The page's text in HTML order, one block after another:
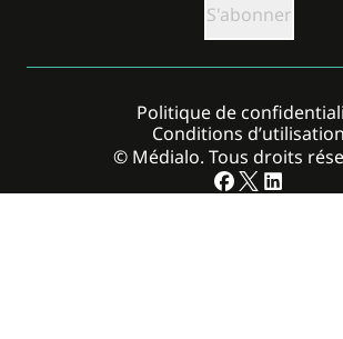
© Médialo. Tous droits
Politique de
Conditions d’utilisation